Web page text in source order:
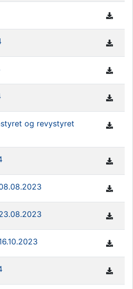
og revystyret